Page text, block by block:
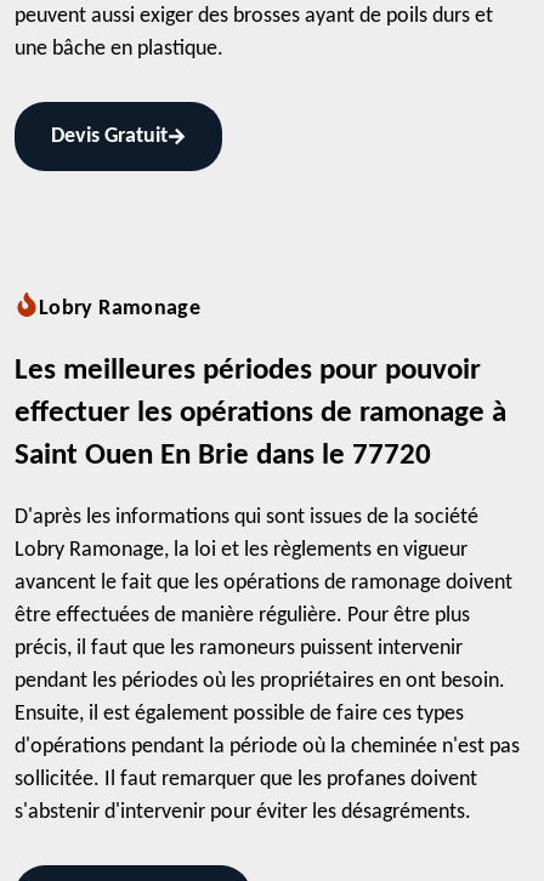
peuvent aussi exiger des brosses ayant de poils durs et
une bâche en plastique.
Devis Gratuit
Lobry Ramonage
Les meilleures périodes pour pouvoir
effectuer les opérations de ramonage à
Saint Ouen En Brie dans le 77720
D'après les informations qui sont issues de la société
Lobry Ramonage, la loi et les règlements en vigueur
avancent le fait que les opérations de ramonage doivent
être effectuées de manière régulière. Pour être plus
précis, il faut que les ramoneurs puissent intervenir
pendant les périodes où les propriétaires en ont besoin.
Ensuite, il est également possible de faire ces types
d'opérations pendant la période où la cheminée n'est pas
sollicitée. Il faut remarquer que les profanes doivent
s'abstenir d'intervenir pour éviter les désagréments.